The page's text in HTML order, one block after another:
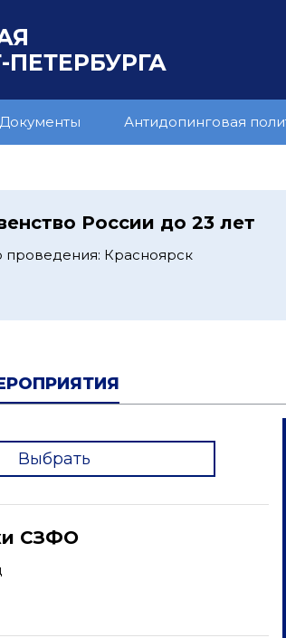
Документы Антидопинговая
России до 23 лет
проведения: Красноярск
Выбрать
СЗФО